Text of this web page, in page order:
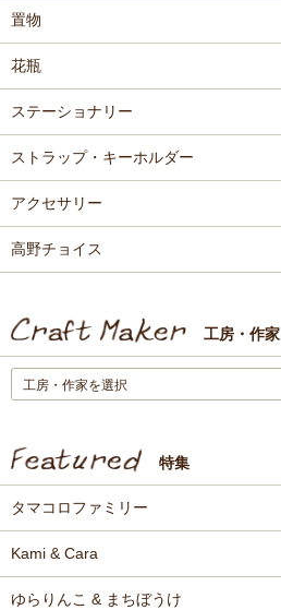
置物
花瓶
ステーショナリー
ストラップ・キーホルダー
アクセサリー
高野チョイス
工房・作家
特集
タマコロファミリー
Kami & Cara
ゆらりんこ & まちぼうけ